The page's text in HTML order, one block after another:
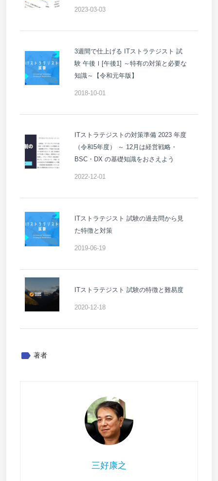
2023-03-03
3週間で仕上げる ITストラテジスト 試
験 午後Ⅰ[午後1] ～特有の対策と必要な
知識～【令和元年版】
2018-10-01
ITストラテジストの対策準備 2023 年度
（令和5年度） ～ 12月は経営戦略・
BSC・DX の基礎知識をおさえよう
2022-12-01
ITストラテジスト 試験の過去問から見
た特徴と対策
2019-06-19
ITストラテジスト 試験の特徴と難易度
2020-12-18
label 著者
三好康之